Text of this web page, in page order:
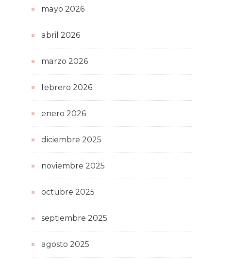
mayo 2026
abril 2026
marzo 2026
febrero 2026
enero 2026
diciembre 2025
noviembre 2025
octubre 2025
septiembre 2025
agosto 2025